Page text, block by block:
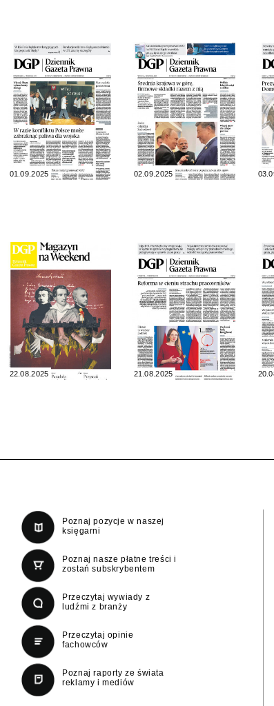
01.09.2025 02.09.2025
22.08.2025 21.08.2025
Poznaj pozycje w naszej
księgarni
Poznaj nasze płatne treści i
zostań subskrybentem
Przeczytaj wywiady z
ludźmi z branży
Przeczytaj opinie
fachowców
Poznaj raporty ze świata
reklamy i mediów